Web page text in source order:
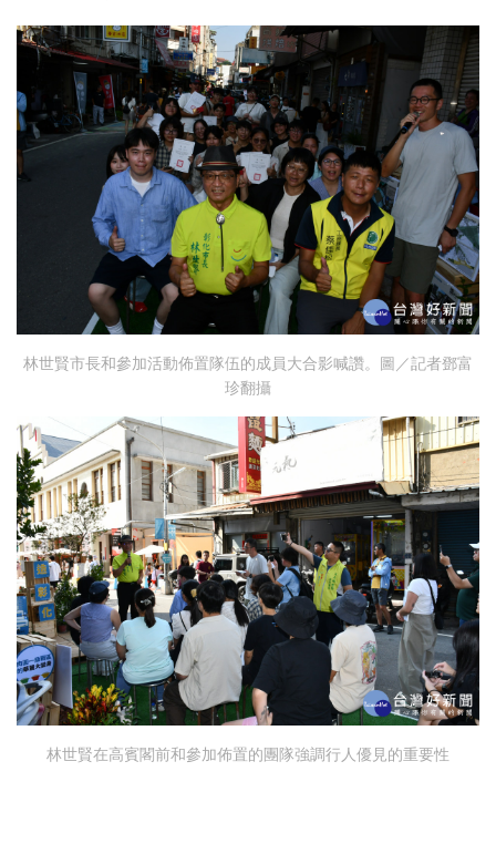
林世賢市長和參加活動佈置隊伍的成員大合影喊讚。圖／記者鄧富
珍翻攝
林世賢在高賓閣前和參加佈置的團隊強調行人優見的重要性